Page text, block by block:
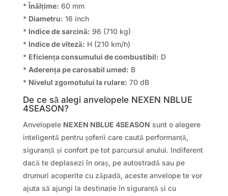
*Înălțime: 60 mm
* Diametru: 16 inch
* Indice de sarcină: 96 (710 kg)
* Indice de viteză: H (210 km/h)
* Eficiența consumului de combustibil: D
* Aderența pe carosabil umed: B
* Nivelul zgomotului la rulare: 70 dB
De ce să alegi anvelopele NEXEN NBLUE
4SEASON?
Anvelopele NEXEN NBLUE 4SEASON sunt o alegere
inteligentă pentru șoferii care caută performanță,
siguranță și confort pe tot parcursul anului. Indiferent
dacă te deplasezi în oraș, pe autostradă sau pe
drumuri acoperite cu zăpadă, aceste anvelope te vor
ajuta să ajungi la destinație în siguranță și cu